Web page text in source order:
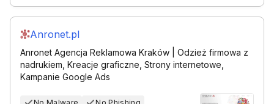
Anronet.pl
Anronet Agencja Reklamowa Kraków | Odzież firmowa z
nadrukiem, Kreacje graficzne, Strony internetowe,
Kampanie Google Ads